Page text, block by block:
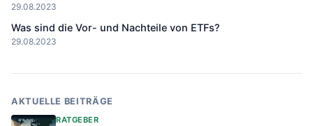
29.08.2023
Was sind die Vor- und Nachteile von ETFs?
29.08.2023
AKTUELLE BEITRÄGE
RATGEBER